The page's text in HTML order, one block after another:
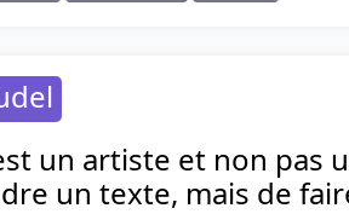
un artiste et non pas
un texte, mais de